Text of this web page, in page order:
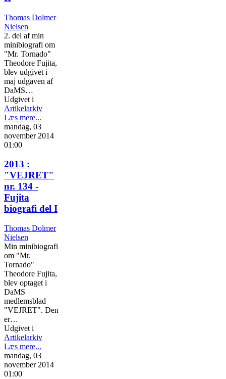
Thomas Dolmer
Nielsen
2. del af min
minibiografi om
"Mr. Tornado"
Theodore Fujita,
blev udgivet i
maj udgaven af
DaMS…
Udgivet i
Artikelarkiv
Læs mere...
mandag, 03
november 2014
01:00
2013 :
"VEJRET"
nr. 134 -
Fujita
biografi del I
Thomas Dolmer
Nielsen
Min minibiografi
om "Mr.
Tornado"
Theodore Fujita,
blev optaget i
DaMS
medlemsblad
"VEJRET". Den
er…
Udgivet i
Artikelarkiv
Læs mere...
mandag, 03
november 2014
01:00